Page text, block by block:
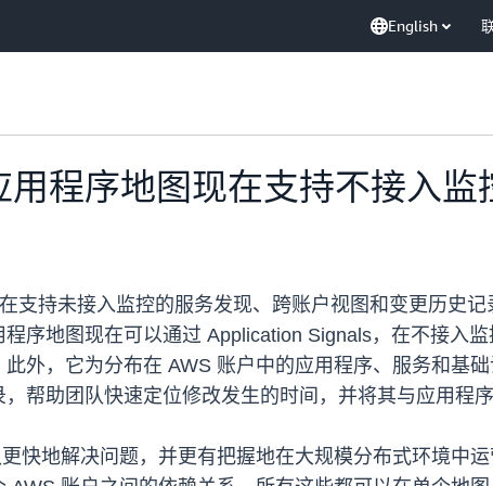
English
程序地图现在支持不接入监
支持未接入监控的服务发现、跨账户视图和变更历史
序地图现在可以通过 Application Signals，在不接入
外，它为分布在 AWS 账户中的应用程序、服务和基
帮助团队快速定位修改发生的时间，并将其与应用程
快地解决问题，并更有把握地在大规模分布式环境中